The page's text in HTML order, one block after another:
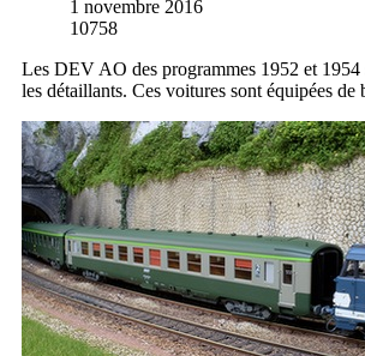
1 novembre 2016
10758
Les DEV AO des programmes 1952 et 1954
les détaillants. Ces voitures sont équipées de